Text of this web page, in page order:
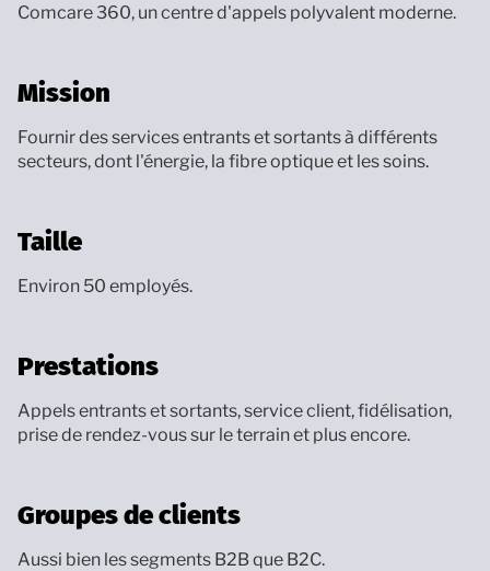
Comcare 360, un centre d'appels polyvalent moderne.
Mission
Fournir des services entrants et sortants à différents
secteurs, dont l'énergie, la fibre optique et les soins.
Taille
Environ 50 employés.
Prestations
Appels entrants et sortants, service client, fidélisation,
prise de rendez-vous sur le terrain et plus encore.
Groupes de clients
Aussi bien les segments B2B que B2C.